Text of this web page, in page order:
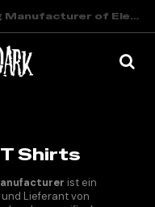
Professional One-Stop Clothing Manufacturer of Elevated Streetwear
Shirts
ist ein
Lieferant von